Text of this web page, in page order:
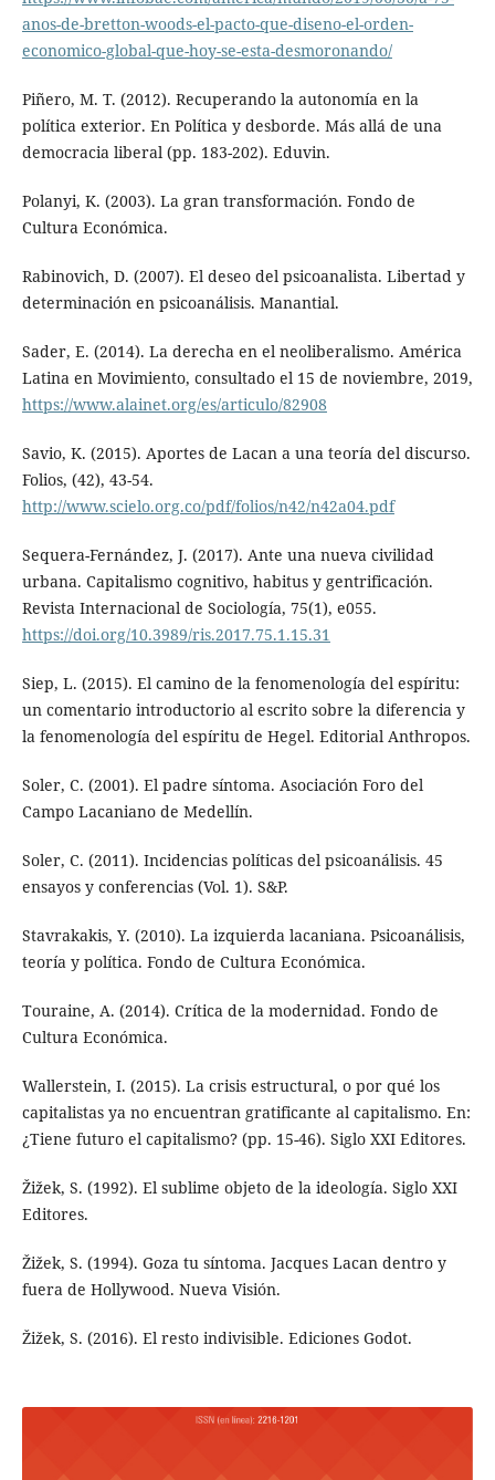
anos-de-bretton-woods-el-pacto-que-diseno-el-orden-
economico-global-que-hoy-se-esta-desmoronando/
Piñero, M. T. (2012). Recuperando la autonomía en la
política exterior. En Política y desborde. Más allá de una
democracia liberal (pp. 183-202). Eduvin.
Polanyi, K. (2003). La gran transformación. Fondo de
Cultura Económica.
Rabinovich, D. (2007). El deseo del psicoanalista. Libertad y
determinación en psicoanálisis. Manantial.
Sader, E. (2014). La derecha en el neoliberalismo. América
Latina en Movimiento, consultado el 15 de noviembre, 2019,
https://www.alainet.org/es/articulo/82908
Savio, K. (2015). Aportes de Lacan a una teoría del discurso.
Folios, (42), 43-54.
http://www.scielo.org.co/pdf/folios/n42/n42a04.pdf
Sequera-Fernández, J. (2017). Ante una nueva civilidad
urbana. Capitalismo cognitivo, habitus y gentrificación.
Revista Internacional de Sociología, 75(1), e055.
https://doi.org/10.3989/ris.2017.75.1.15.31
Siep, L. (2015). El camino de la fenomenología del espíritu:
un comentario introductorio al escrito sobre la diferencia y
la fenomenología del espíritu de Hegel. Editorial Anthropos.
Soler, C. (2001). El padre síntoma. Asociación Foro del
Campo Lacaniano de Medellín.
Soler, C. (2011). Incidencias políticas del psicoanálisis. 45
ensayos y conferencias (Vol. 1). S&P.
Stavrakakis, Y. (2010). La izquierda lacaniana. Psicoanálisis,
teoría y política. Fondo de Cultura Económica.
Touraine, A. (2014). Crítica de la modernidad. Fondo de
Cultura Económica.
Wallerstein, I. (2015). La crisis estructural, o por qué los
capitalistas ya no encuentran gratificante al capitalismo. En:
¿Tiene futuro el capitalismo? (pp. 15-46). Siglo XXI Editores.
Žižek, S. (1992). El sublime objeto de la ideología. Siglo XXI
Editores.
Žižek, S. (1994). Goza tu síntoma. Jacques Lacan dentro y
fuera de Hollywood. Nueva Visión.
Žižek, S. (2016). El resto indivisible. Ediciones Godot.